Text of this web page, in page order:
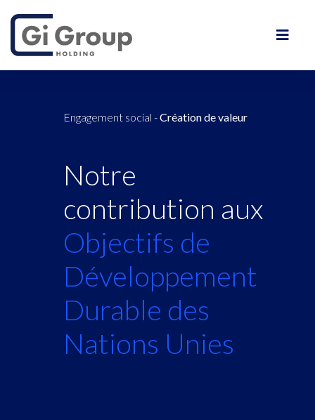
Engagement social -Création de valeur
Notre
contribution aux
Objectifs de
Développement
Durable des
Nations Unies